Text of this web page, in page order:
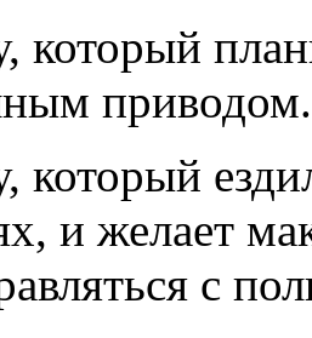
который
приводом.
который
и желает
с